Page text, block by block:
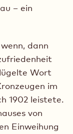
– ein
dann
Wort
im
1902 leistete.
von
Einweihung